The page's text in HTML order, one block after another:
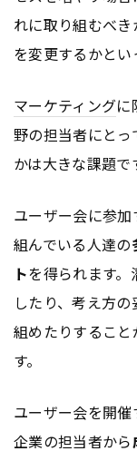
れに取り組むべき
を変更するかとい
マーケティングに
野の担当者にとっ
かは大きな課題で
ユーザー会に参
組んでいる人達の
トを得られます
したり、考え方
組めたりするこ
す。
ユーザー会を開
企業の担当者から